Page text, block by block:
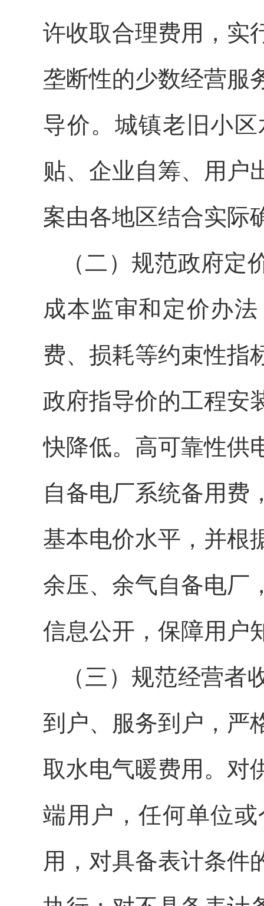
许收取合理费用，实
垄断性的少数经营服
导价。城镇老旧小
贴、企业自筹、用户
案由各地区结合实际
（二）规范政府定
成本监审和定价办
费、损耗等约束性指
政府指导价的工程安
快降低。高可靠性供
自备电厂系统备用费
基本电价水平，并根
余压、余气自备电厂
信息公开，保障用户
（三）规范经营者
到户、服务到户，严
取水电气暖费用。对
端用户，任何单位
用，对具备表计条件